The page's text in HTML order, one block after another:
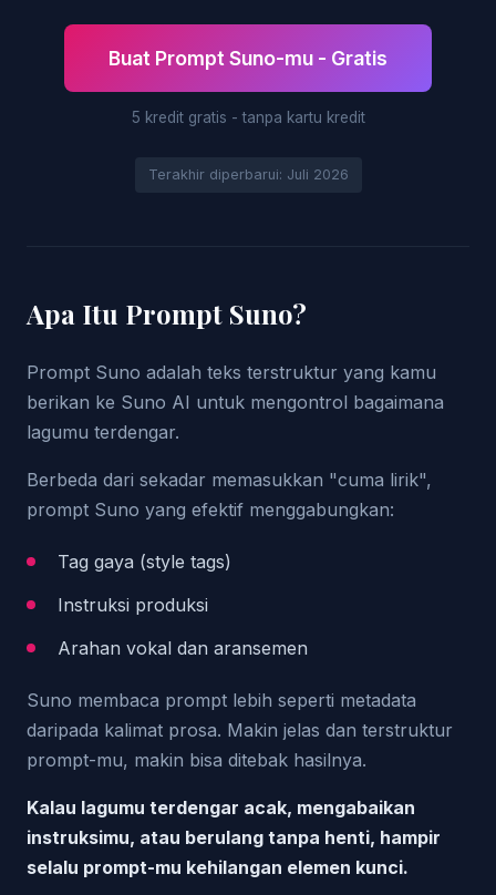
Buat Prompt Suno-mu - Gratis
5 kredit gratis - tanpa kartu kredit
Terakhir diperbarui: Juli 2026
Apa Itu Prompt Suno?
Prompt Suno adalah teks terstruktur yang kamu
berikan ke Suno AI untuk mengontrol bagaimana
lagumu terdengar.
Berbeda dari sekadar memasukkan "cuma lirik",
prompt Suno yang efektif menggabungkan:
Tag gaya (style tags)
Instruksi produksi
Arahan vokal dan aransemen
Suno membaca prompt lebih seperti metadata
daripada kalimat prosa. Makin jelas dan terstruktur
prompt-mu, makin bisa ditebak hasilnya.
Kalau lagumu terdengar acak, mengabaikan
instruksimu, atau berulang tanpa henti, hampir
selalu prompt-mu kehilangan elemen kunci.